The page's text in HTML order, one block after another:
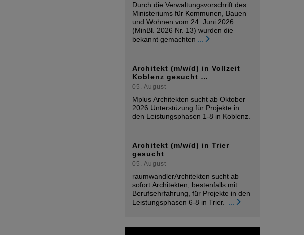
Durch die Verwaltungsvorschrift des
Ministeriums für Kommunen, Bauen
und Wohnen vom 24. Juni 2026
(MinBl. 2026 Nr. 13) wurden die
bekannt gemachten
Architekt (m/w/d) in Vollzeit
Koblenz gesucht …
05. August
Mplus Architekten sucht ab Oktober
2026 Unterstüzung für Projekte in
den Leistungsphasen 1-8 in Koblenz.
Architekt (m/w/d) in Trier
gesucht
05. August
raumwandlerArchitekten sucht ab
sofort Architekten, bestenfalls mit
Berufsehrfahrung, für Projekte in den
Leistungsphasen 6-8 in Trier.